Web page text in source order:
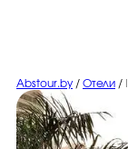
Abstour.by / Отели /